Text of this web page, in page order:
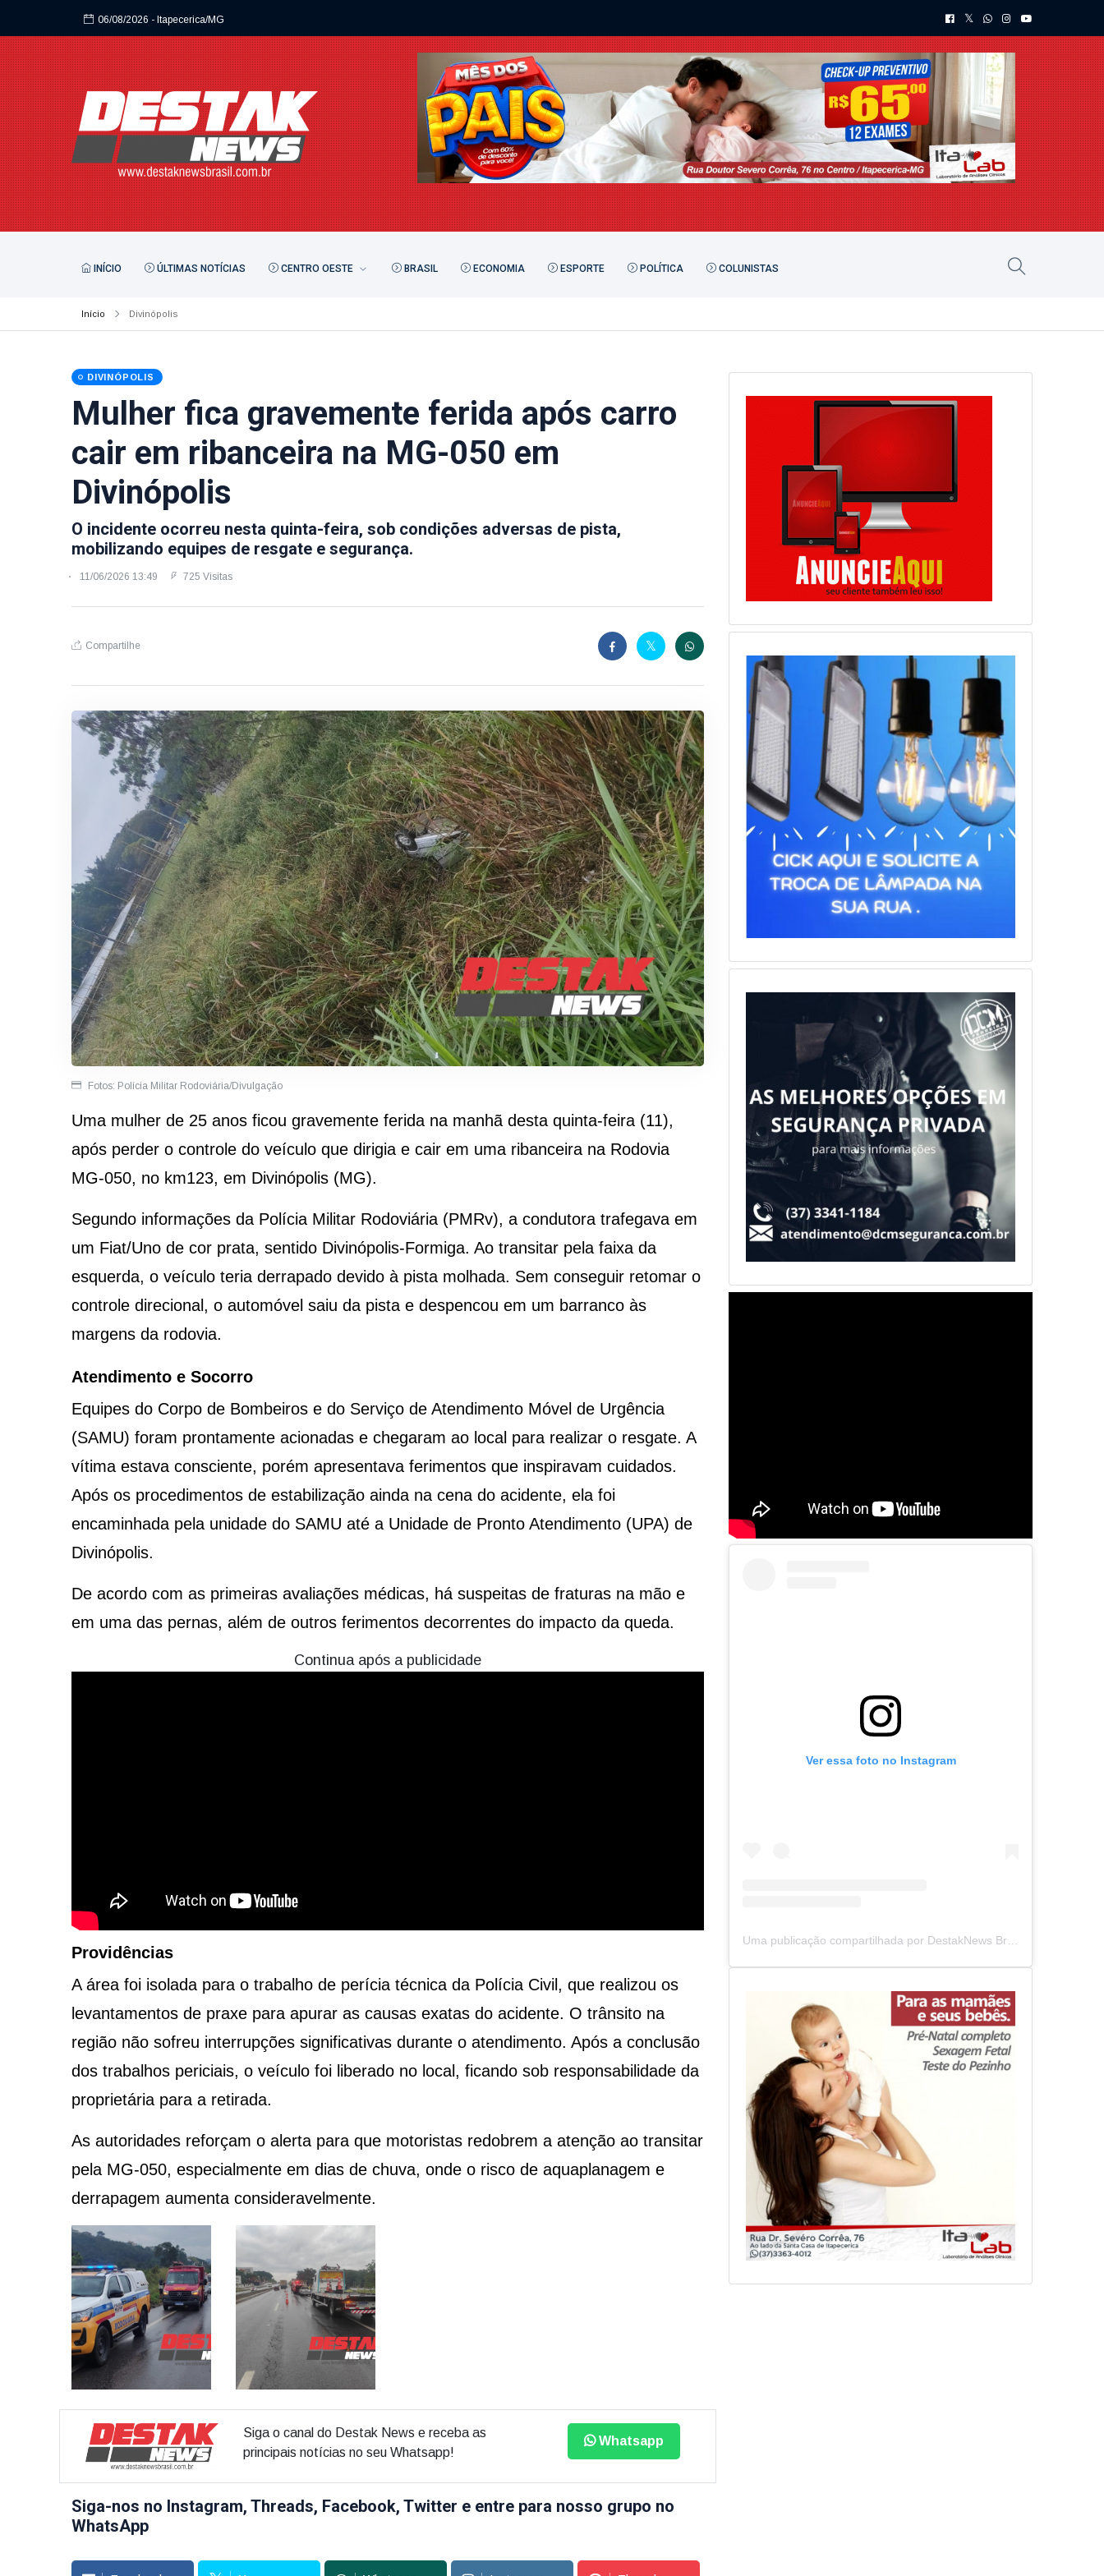
06/08/2026 - Itapecerica/MG
INÍCIO ÚLTIMAS NOTÍCIAS CENTRO OESTE BRASIL ECONOMIA ESPORTE POLÍTICA COLUNISTAS
Início Divinópolis
DIVINÓPOLIS
Mulher fica gravemente ferida após carro
cair em ribanceira na MG-050 em
Divinópolis
O incidente ocorreu nesta quinta-feira, sob condições adversas de pista,
mobilizando equipes de resgate e segurança.
11/06/2026 13:49 725 Visitas
Compartilhe
Fotos: Polícia Militar Rodoviária/Divulgação
Uma mulher de 25 anos ficou gravemente ferida na manhã desta quinta-feira (11),
após perder o controle do veículo que dirigia e cair em uma ribanceira na Rodovia
MG-050, no km123, em Divinópolis (MG).
Segundo informações da Polícia Militar Rodoviária (PMRv), a condutora trafegava em
um Fiat/Uno de cor prata, sentido Divinópolis-Formiga. Ao transitar pela faixa da
esquerda, o veículo teria derrapado devido à pista molhada. Sem conseguir retomar o
controle direcional, o automóvel saiu da pista e despencou em um barranco às
margens da rodovia.
Atendimento e Socorro
Equipes do Corpo de Bombeiros e do Serviço de Atendimento Móvel de Urgência
(SAMU) foram prontamente acionadas e chegaram ao local para realizar o resgate. A
vítima estava consciente, porém apresentava ferimentos que inspiravam cuidados.
Após os procedimentos de estabilização ainda na cena do acidente, ela foi
encaminhada pela unidade do SAMU até a Unidade de Pronto Atendimento (UPA) de
Divinópolis.
De acordo com as primeiras avaliações médicas, há suspeitas de fraturas na mão e
em uma das pernas, além de outros ferimentos decorrentes do impacto da queda.
Continua após a publicidade
Providências
A área foi isolada para o trabalho de perícia técnica da Polícia Civil, que realizou os
levantamentos de praxe para apurar as causas exatas do acidente. O trânsito na
região não sofreu interrupções significativas durante o atendimento. Após a conclusão
dos trabalhos periciais, o veículo foi liberado no local, ficando sob responsabilidade da
proprietária para a retirada.
As autoridades reforçam o alerta para que motoristas redobrem a atenção ao transitar
pela MG-050, especialmente em dias de chuva, onde o risco de aquaplanagem e
derrapagem aumenta consideravelmente.
Siga o canal do Destak News e receba as
principais notícias no seu Whatsapp!
Whatsapp
Siga-nos no Instagram, Threads, Facebook, Twitter e entre para nosso grupo no
WhatsApp
Ver essa foto no Instagram